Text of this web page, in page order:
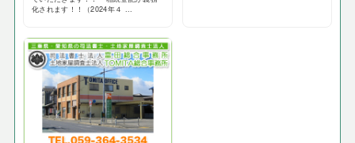
化されます！！（2024年４ ...